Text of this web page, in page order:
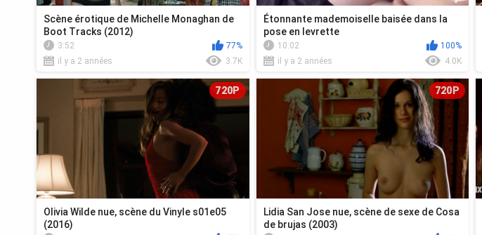
Scène érotique de Michelle Monaghan de
Boot Tracks (2012)
3:52
77%
il y a 2 années
3.7K
Étonnante mademoiselle baisée dans la
pose en levrette
10:02
100%
il y a 2 années
4.0K
720P
Olivia Wilde nue, scène du Vinyle s01e05
(2016)
720P
Lidia San Jose nue, scène de sexe de Cosa
de brujas (2003)